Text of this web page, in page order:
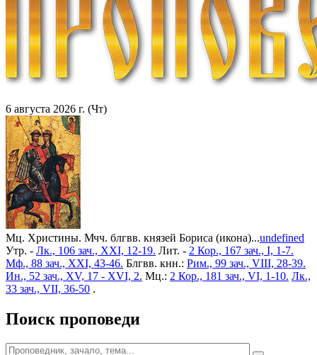
6 августа 2026 г. (Чт)
Мц. Христины. Мчч. блгвв. князей Бориса (икона)...undefined
Утр. - Лк., 106 зач., XXI, 12-19. Лит. - 2 Кор., 167 зач., I, 1-7.
Мф., 88 зач., XXI, 43-46. Блгвв. кнн.: Рим., 99 зач., VIII, 28-39.
Ин., 52 зач., XV, 17 - XVI, 2. Мц.: 2 Кор., 181 зач., VI, 1-10. Лк.,
33 зач., VII, 36-50 .
Поиск проповеди